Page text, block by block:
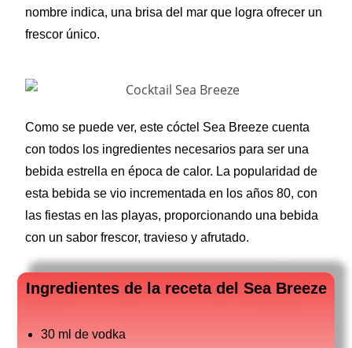
nombre indica, una brisa del mar que logra ofrecer un
frescor único.
Como se puede ver, este cóctel Sea Breeze cuenta
con todos los ingredientes necesarios para ser una
bebida estrella en época de calor. La popularidad de
esta bebida se vio incrementada en los años 80, con
las fiestas en las playas, proporcionando una bebida
con un sabor frescor, travieso y afrutado.
Ingredientes de la receta del Sea Breeze
30 ml de vodka